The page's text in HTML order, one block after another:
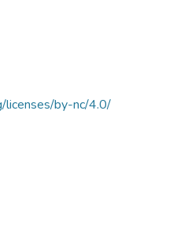
licenses/by-nc/4.0/